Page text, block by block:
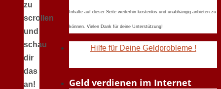
zu
scrollen
und
schau
dir
das
an!
Inhalte auf dieser Seite weiterhin kostenlos und unabhängig anbieten zu
können. Vielen Dank für deine Unterstützung!
Hilfe für Deine Geldprobleme !
Geld verdienen im Internet